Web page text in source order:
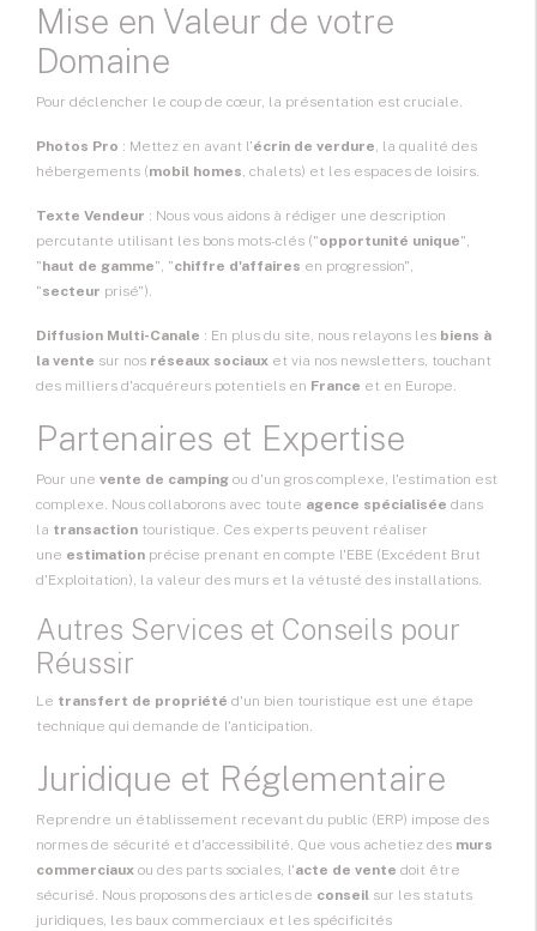
Mise en Valeur de votre
Domaine
Pour déclencher le coup de cœur, la présentation est cruciale.
Photos Pro : Mettez en avant l'écrin de verdure, la qualité des
hébergements (mobil homes, chalets) et les espaces de loisirs.
Texte Vendeur : Nous vous aidons à rédiger une description
percutante utilisant les bons mots-clés ("opportunité unique",
"haut de gamme", "chiffre d'affaires en progression",
"secteur prisé").
Diffusion Multi-Canale : En plus du site, nous relayons les biens à
la vente sur nos réseaux sociaux et via nos newsletters, touchant
des milliers d'acquéreurs potentiels en France et en Europe.
Partenaires et Expertise
Pour une vente de camping ou d'un gros complexe, l'estimation est
complexe. Nous collaborons avec toute agence spécialisée dans
la transaction touristique. Ces experts peuvent réaliser
une estimation précise prenant en compte l'EBE (Excédent Brut
d'Exploitation), la valeur des murs et la vétusté des installations.
Autres Services et Conseils pour
Réussir
Le transfert de propriété d'un bien touristique est une étape
technique qui demande de l'anticipation.
Juridique et Réglementaire
Reprendre un établissement recevant du public (ERP) impose des
normes de sécurité et d'accessibilité. Que vous achetiez des murs
commerciaux ou des parts sociales, l'acte de vente doit être
sécurisé. Nous proposons des articles de conseil sur les statuts
juridiques, les baux commerciaux et les spécificités